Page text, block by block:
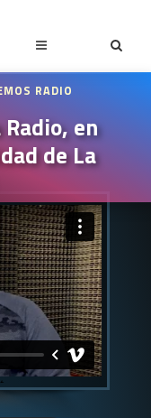
RADIO
en
de La